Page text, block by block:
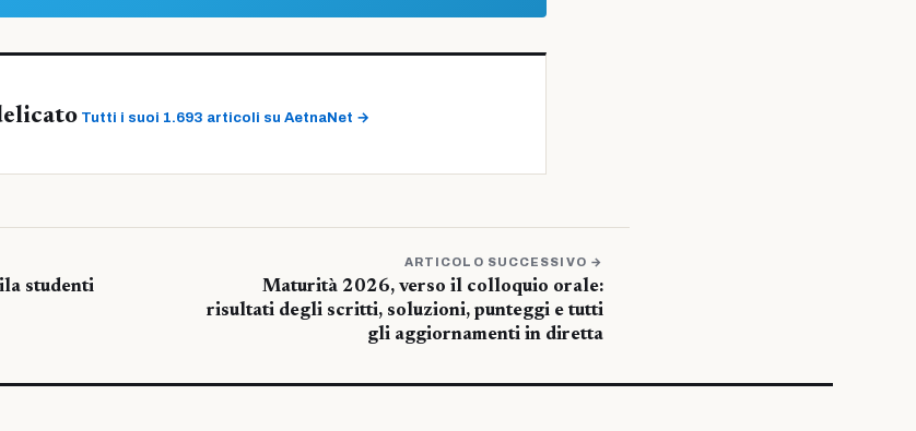
Tutti i suoi 1.693 articoli su AetnaNet →
studenti
ARTICOLO SUCCESSIVO →
Maturità 2026, verso il colloquio orale:
risultati degli scritti, soluzioni, punteggi e tutti
gli aggiornamenti in diretta